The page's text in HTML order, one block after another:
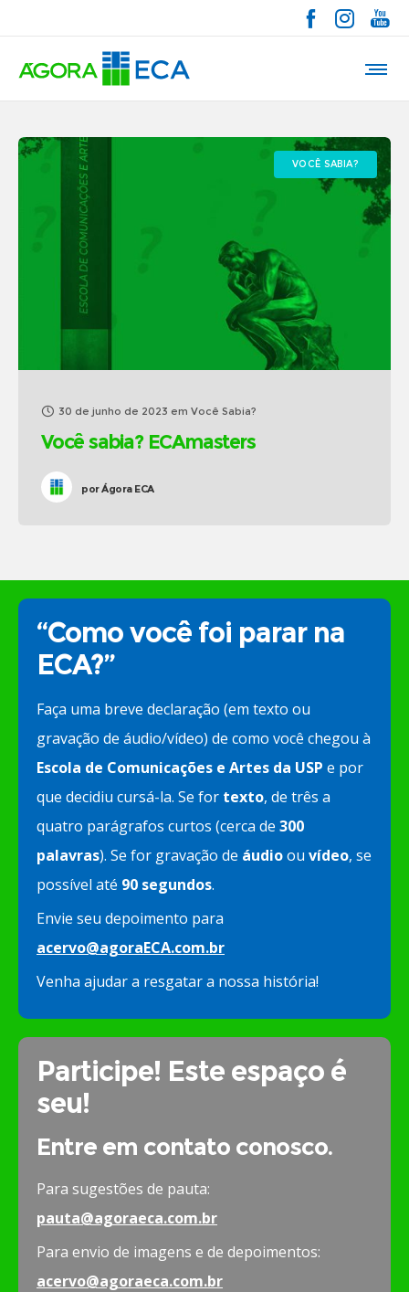
VOCÊ SABIA?
30 de junho de 2023 em Você Sabia?
Você sabia? ECAmasters
porÁgora ECA
“Como você foi parar na
ECA?”
Faça uma breve declaração (em texto ou
gravação de áudio/vídeo) de como você chegou à
Escola de Comunicações e Artes da USP e por
que decidiu cursá-la. Se for texto, de três a
quatro parágrafos curtos (cerca de 300
palavras). Se for gravação de áudioou vídeo, se
possível até 90 segundos.
Envie seu depoimento para
acervo@agoraECA.com.br
Venha ajudar a resgatar a nossa história!
Participe! Este espaço é
seu!
Entre em contato conosco.
Para sugestões de pauta:
pauta@agoraeca.com.br
Para envio de imagens e de depoimentos:
acervo@agoraeca.com.br